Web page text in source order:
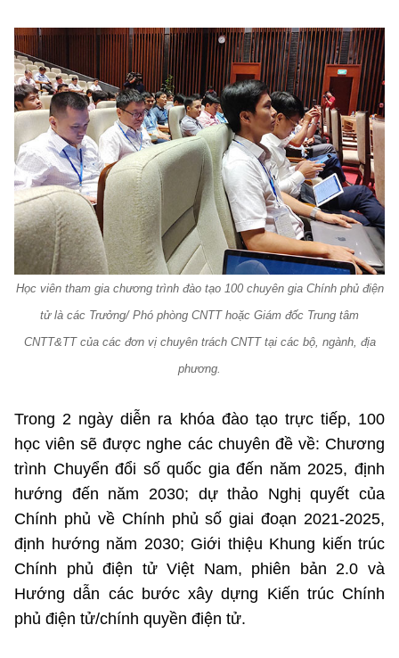
Học viên tham gia chương trình đào tạo 100 chuyên gia Chính phủ điện
tử là các Trưởng/ Phó phòng CNTT hoặc Giám đốc Trung tâm
CNTT&TT của các đơn vị chuyên trách CNTT tại các bộ, ngành, địa
phương.
Trong 2 ngày diễn ra khóa đào tạo trực tiếp, 100
học viên sẽ được nghe các chuyên đề về: Chương
trình Chuyển đổi số quốc gia đến năm 2025, định
hướng đến năm 2030; dự thảo Nghị quyết của
Chính phủ về Chính phủ số giai đoạn 2021-2025,
định hướng năm 2030; Giới thiệu Khung kiến trúc
Chính phủ điện tử Việt Nam, phiên bản 2.0 và
Hướng dẫn các bước xây dựng Kiến trúc Chính
phủ điện tử/chính quyền điện tử.